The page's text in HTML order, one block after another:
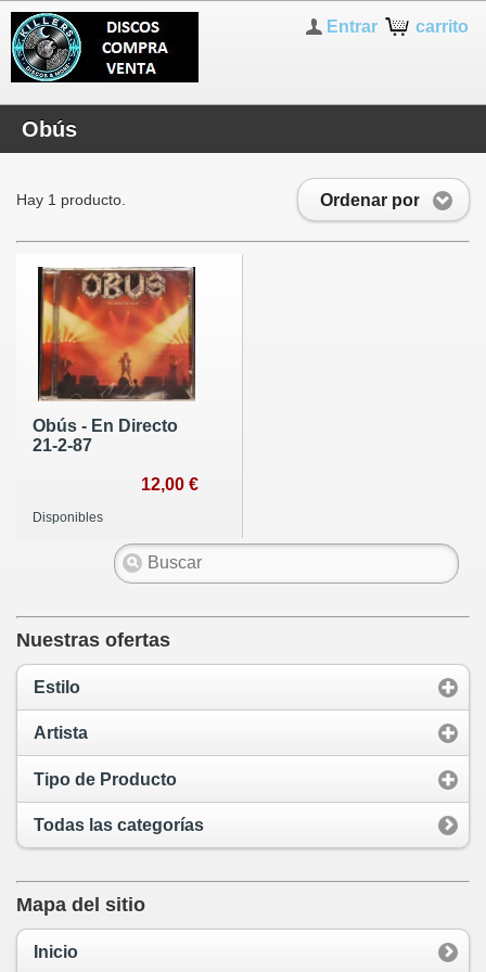
carrito
Entrar
Obús
Ordenar por
Hay 1 producto.
Obús - En Directo
21-2-87
12,00 €
Disponibles
Nuestras ofertas
Estilo
Artista
Tipo de Producto
Todas las categorías
Mapa del sitio
Inicio